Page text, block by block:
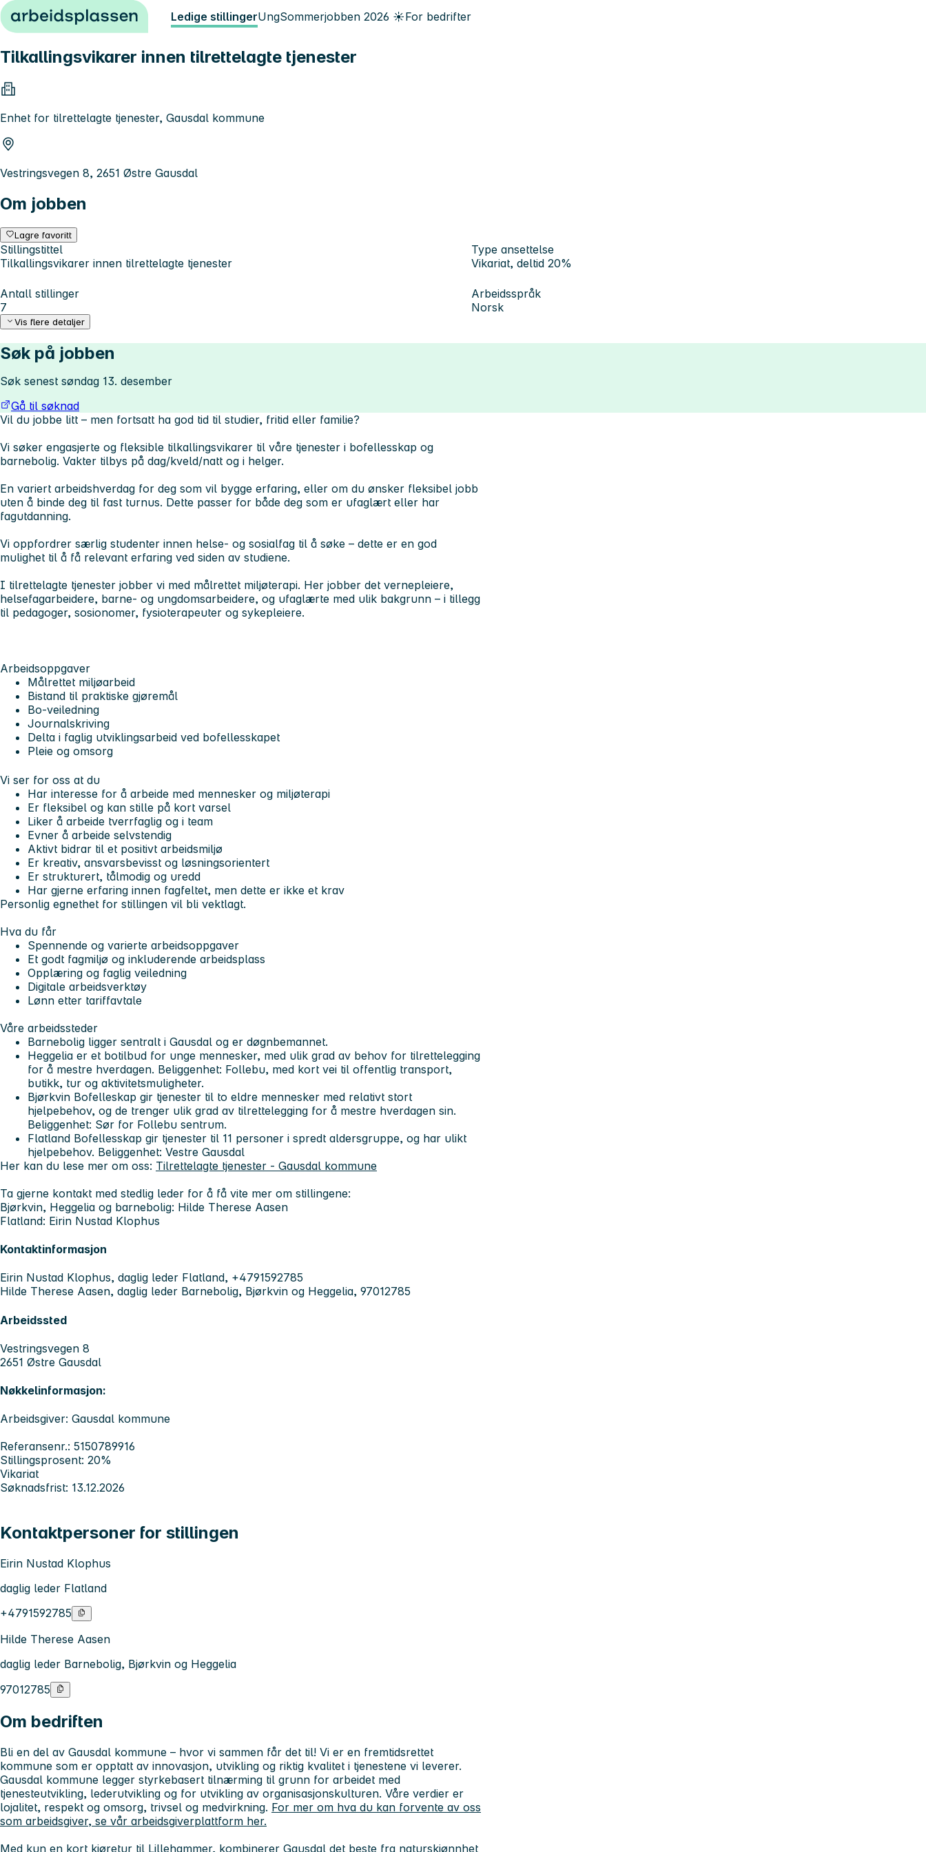
Hopp til innhold Ledige stillingerUngSommerjobben 2026 ☀️For bedrifter
Tilkallingsvikarer innen tilrettelagte tjenester
Enhet for tilrettelagte tjenester, Gausdal kommune
Vestringsvegen 8, 2651 Østre Gausdal
Om jobben
Lagre favoritt
Stillingstittel
Tilkallingsvikarer innen tilrettelagte tjenester
Type ansettelse
Vikariat, deltid 20%
Antall stillinger
7
Arbeidsspråk
Norsk
Vis flere detaljer
Søk på jobben
Søk senest søndag 13. desember
Gå til søknad
Vil du jobbe litt – men fortsatt ha god tid til studier, fritid eller familie?
Vi søker engasjerte og fleksible tilkallingsvikarer til våre tjenester i bofellesskap og
barnebolig. Vakter tilbys på dag/kveld/natt og i helger.
En variert arbeidshverdag for deg som vil bygge erfaring, eller om du ønsker fleksibel jobb
uten å binde deg til fast turnus. Dette passer for både deg som er ufaglært eller har
fagutdanning.
Vi oppfordrer særlig studenter innen helse- og sosialfag til å søke – dette er en god
mulighet til å få relevant erfaring ved siden av studiene.
I tilrettelagte tjenester jobber vi med målrettet miljøterapi. Her jobber det vernepleiere,
helsefagarbeidere, barne- og ungdomsarbeidere, og ufaglærte med ulik bakgrunn – i tillegg
til pedagoger, sosionomer, fysioterapeuter og sykepleiere.
Arbeidsoppgaver
Målrettet miljøarbeid
Bistand til praktiske gjøremål
Bo-veiledning
Journalskriving
Delta i faglig utviklingsarbeid ved bofellesskapet
Pleie og omsorg
Vi ser for oss at du
Har interesse for å arbeide med mennesker og miljøterapi
Er fleksibel og kan stille på kort varsel
Liker å arbeide tverrfaglig og i team
Evner å arbeide selvstendig
Aktivt bidrar til et positivt arbeidsmiljø
Er kreativ, ansvarsbevisst og løsningsorientert
Er strukturert, tålmodig og uredd
Har gjerne erfaring innen fagfeltet, men dette er ikke et krav
Personlig egnethet for stillingen vil bli vektlagt.
Hva du får
Spennende og varierte arbeidsoppgaver
Et godt fagmiljø og inkluderende arbeidsplass
Opplæring og faglig veiledning
Digitale arbeidsverktøy
Lønn etter tariffavtale
Våre arbeidssteder
Barnebolig ligger sentralt i Gausdal og er døgnbemannet.
Heggelia er et botilbud for unge mennesker, med ulik grad av behov for tilrettelegging
for å mestre hverdagen. Beliggenhet: Follebu, med kort vei til offentlig transport,
butikk, tur og aktivitetsmuligheter.
Bjørkvin Bofelleskap gir tjenester til to eldre mennesker med relativt stort
hjelpebehov, og de trenger ulik grad av tilrettelegging for å mestre hverdagen sin.
Beliggenhet: Sør for Follebu sentrum.
Flatland Bofellesskap gir tjenester til 11 personer i spredt aldersgruppe, og har ulikt
hjelpebehov. Beliggenhet: Vestre Gausdal
Her kan du lese mer om oss: Tilrettelagte tjenester - Gausdal kommune
Ta gjerne kontakt med stedlig leder for å få vite mer om stillingene:
Bjørkvin, Heggelia og barnebolig: Hilde Therese Aasen
Flatland: Eirin Nustad Klophus
Kontaktinformasjon
Eirin Nustad Klophus, daglig leder Flatland, +4791592785
Hilde Therese Aasen, daglig leder Barnebolig, Bjørkvin og Heggelia, 97012785
Arbeidssted
Vestringsvegen 8
2651 Østre Gausdal
Nøkkelinformasjon:
Arbeidsgiver: Gausdal kommune
Referansenr.: 5150789916
Stillingsprosent: 20%
Vikariat
Søknadsfrist: 13.12.2026
Kontaktpersoner for stillingen
Eirin Nustad Klophus
daglig leder Flatland
+4791592785
Hilde Therese Aasen
daglig leder Barnebolig, Bjørkvin og Heggelia
97012785
Om bedriften
Bli en del av Gausdal kommune – hvor vi sammen får det til! Vi er en fremtidsrettet
kommune som er opptatt av innovasjon, utvikling og riktig kvalitet i tjenestene vi leverer.
Gausdal kommune legger styrkebasert tilnærming til grunn for arbeidet med
tjenesteutvikling, lederutvikling og for utvikling av organisasjonskulturen. Våre verdier er
lojalitet, respekt og omsorg, trivsel og medvirkning. For mer om hva du kan forvente av oss
som arbeidsgiver, se vår arbeidsgiverplattform her.
Med kun en kort kjøretur til Lillehammer, kombinerer Gausdal det beste fra naturskjønnhet